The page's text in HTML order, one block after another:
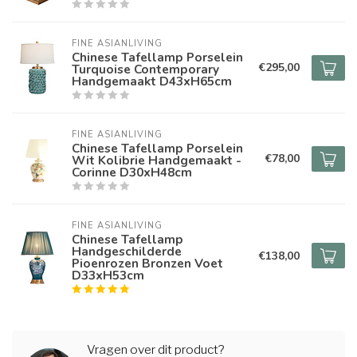
FINE ASIANLIVING
Chinese Tafellamp Porselein
Turquoise Contemporary
Handgemaakt D43xH65cm
€295,00
FINE ASIANLIVING
Chinese Tafellamp Porselein
Wit Kolibrie Handgemaakt -
Corinne D30xH48cm
€78,00
FINE ASIANLIVING
Chinese Tafellamp
Handgeschilderde
Pioenrozen Bronzen Voet
D33xH53cm
€138,00
Vragen over dit product?